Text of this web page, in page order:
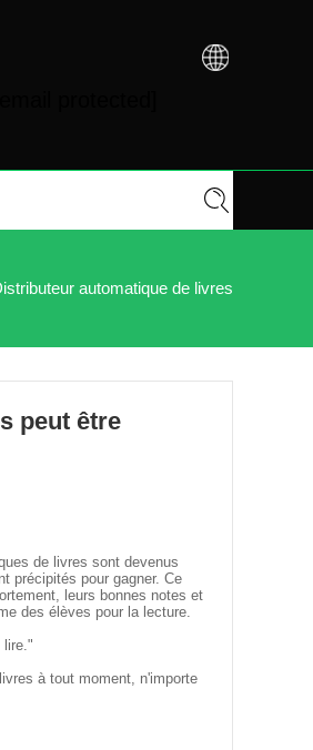
automatique de livres
peut être
de livres sont devenus
précipités pour gagner. Ce
leurs bonnes notes et
des élèves pour la lecture.
lire."
à tout moment, n'importe
que vous ayez acheté